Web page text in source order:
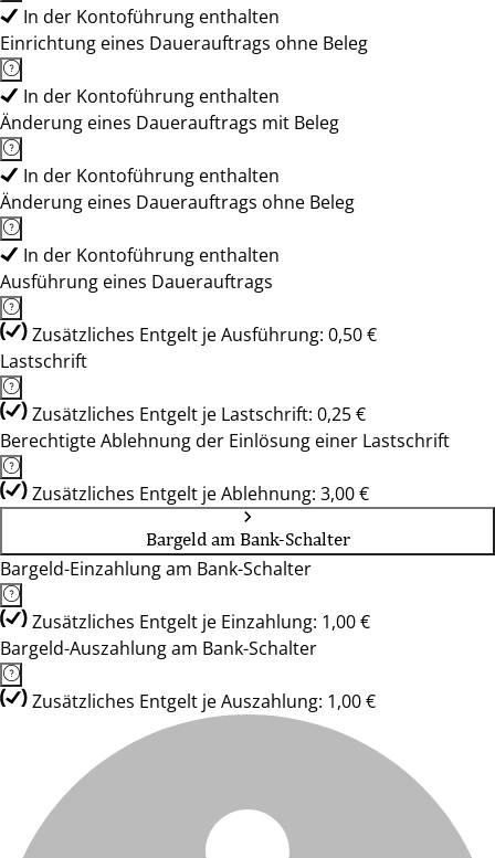
In der Kontoführung enthalten
Einrichtung eines Dauerauftrags ohne Beleg
In der Kontoführung enthalten
Änderung eines Dauerauftrags mit Beleg
In der Kontoführung enthalten
Änderung eines Dauerauftrags ohne Beleg
In der Kontoführung enthalten
Ausführung eines Dauerauftrags
Zusätzliches Entgelt je Ausführung: 0,50 €
Lastschrift
Zusätzliches Entgelt je Lastschrift: 0,25 €
Berechtigte Ablehnung der Einlösung einer Lastschrift
Zusätzliches Entgelt je Ablehnung: 3,00 €
Bargeld am Bank-Schalter
Bargeld-Einzahlung am Bank-Schalter
Zusätzliches Entgelt je Einzahlung: 1,00 €
Bargeld-Auszahlung am Bank-Schalter
Zusätzliches Entgelt je Auszahlung: 1,00 €